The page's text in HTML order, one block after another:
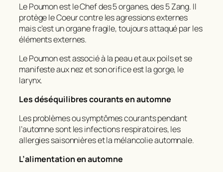
Le Poumon est le Chef des 5 organes, des 5 Zang. Il
protège le Coeur contre les agressions externes
mais c’est un organe fragile, toujours attaqué par les
éléments externes.
Le Poumon est associé à la peau et aux poils et se
manifeste aux nez et son orifice est la gorge, le
larynx.
Les déséquilibres courants en automne
Les problèmes ou symptômes courants pendant
l’automne sont les infections respiratoires, les
allergies saisonnières et la mélancolie automnale.
L’alimentation en automne